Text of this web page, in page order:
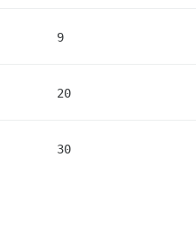
9
20
30